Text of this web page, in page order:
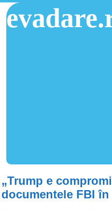
„Trump e
documentele FBI